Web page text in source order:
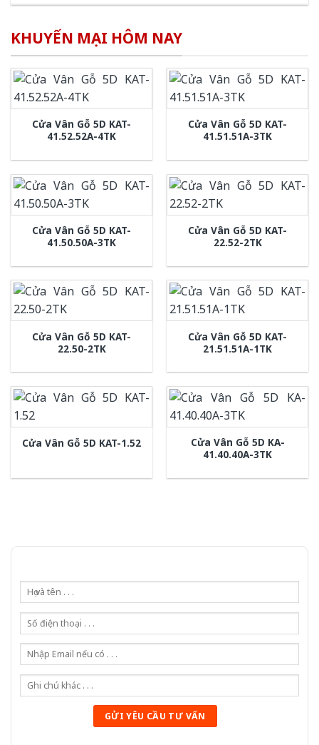
KHUYẾN MẠI HÔM NAY
Cửa Vân Gỗ 5D KAT-
41.52.52A-4TK
Cửa Vân Gỗ 5D KAT-
41.51.51A-3TK
Cửa Vân Gỗ 5D KAT-
41.50.50A-3TK
Cửa Vân Gỗ 5D KAT-
22.52-2TK
Cửa Vân Gỗ 5D KAT-
22.50-2TK
Cửa Vân Gỗ 5D KAT-
21.51.51A-1TK
Cửa Vân Gỗ 5D KAT-1.52
Cửa Vân Gỗ 5D KA-
41.40.40A-3TK